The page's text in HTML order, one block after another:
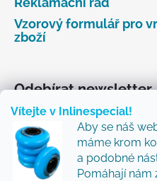
Vítejte v Inlinespecial!
Aby se náš
máme krom
a podobné
Pomáhají nám
Vzorový formulář pro
zboží
Odebírat newsletter
Vložte svůj e-mail a my
o nových produktech na
Přidejte se k nám a my
novinky a tipy.